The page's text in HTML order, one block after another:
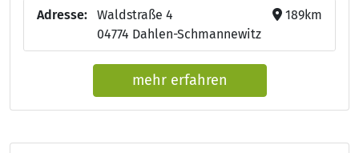
Adresse:
Waldstraße 4
04774 Dahlen-Schmannewitz
189km
mehr erfahren